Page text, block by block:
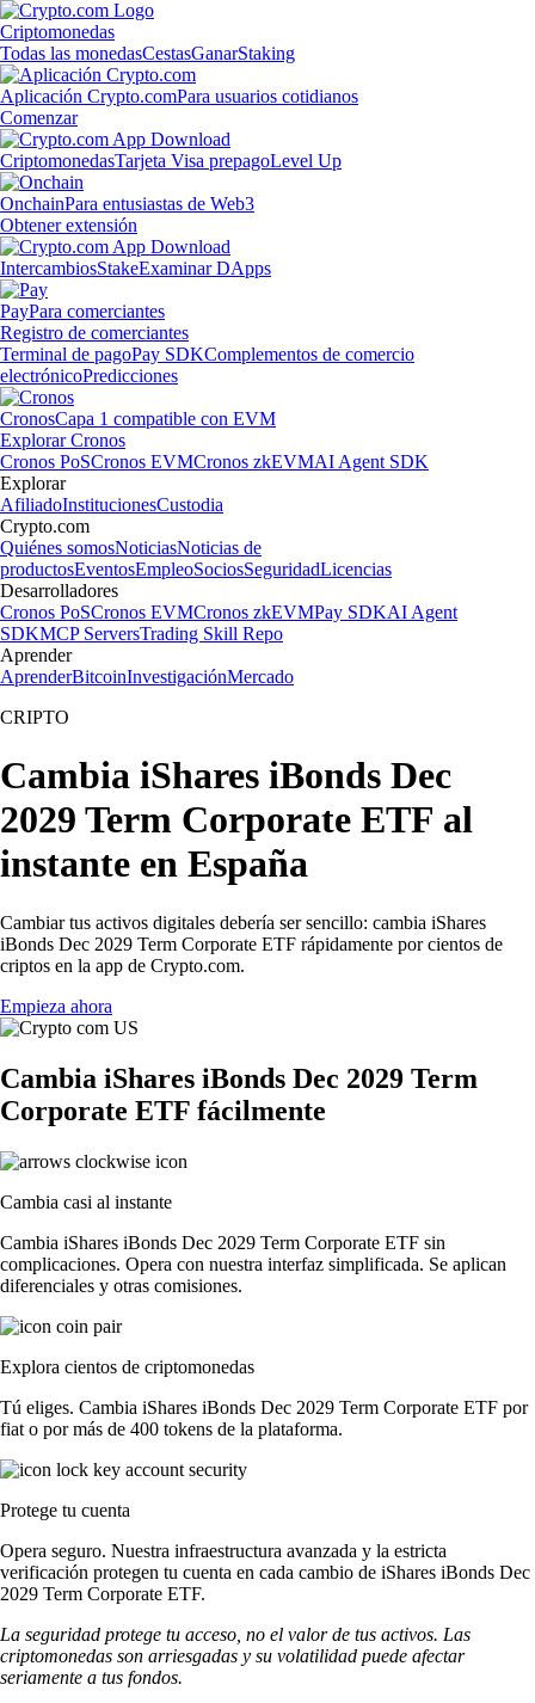
Criptomonedas
Todas las monedasCestasGanarStaking
Aplicación Crypto.comPara usuarios cotidianos
Comenzar
CriptomonedasTarjeta Visa prepagoLevel Up
OnchainPara entusiastas de Web3
Obtener extensión
IntercambiosStakeExaminar DApps
PayPara comerciantes
Registro de comerciantes
Terminal de pagoPay SDKComplementos de comercio
electrónicoPredicciones
CronosCapa 1 compatible con EVM
Explorar Cronos
Cronos PoSCronos EVMCronos zkEVMAI Agent SDK
Explorar
AfiliadoInstitucionesCustodia
Crypto.com
Quiénes somosNoticiasNoticias de
productosEventosEmpleoSociosSeguridadLicencias
Desarrolladores
Cronos PoSCronos EVMCronos zkEVMPay SDKAI Agent
SDKMCP ServersTrading Skill Repo
Aprender
AprenderBitcoinInvestigaciónMercado
CRIPTO
Cambia iShares iBonds Dec
2029 Term Corporate ETF al
instante en España
Cambiar tus activos digitales debería ser sencillo: cambia iShares
iBonds Dec 2029 Term Corporate ETF rápidamente por cientos de
criptos en la app de Crypto.com.
Empieza ahora
Cambia iShares iBonds Dec 2029 Term
Corporate ETF fácilmente
Cambia casi al instante
Cambia iShares iBonds Dec 2029 Term Corporate ETF sin
complicaciones. Opera con nuestra interfaz simplificada. Se aplican
diferenciales y otras comisiones.
Explora cientos de criptomonedas
Tú eliges. Cambia iShares iBonds Dec 2029 Term Corporate ETF por
fiat o por más de 400 tokens de la plataforma.
Protege tu cuenta
Opera seguro. Nuestra infraestructura avanzada y la estricta
verificación protegen tu cuenta en cada cambio de iShares iBonds Dec
2029 Term Corporate ETF.
La seguridad protege tu acceso, no el valor de tus activos. Las
criptomonedas son arriesgadas y su volatilidad puede afectar
seriamente a tus fondos.